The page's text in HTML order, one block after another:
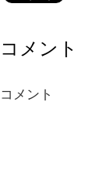
コメント
コメント